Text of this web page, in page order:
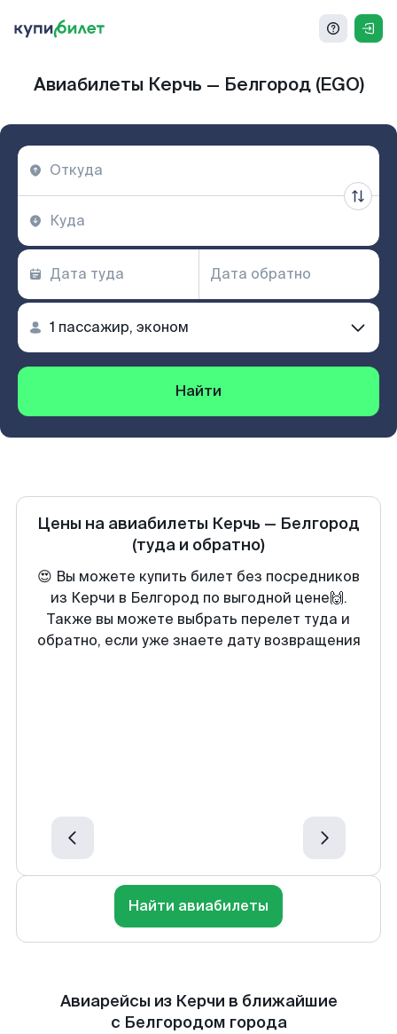
Авиабилеты Керчь — Белгород (EGO)
Найти
Цены на авиабилеты Керчь — Белгород
(туда и обратно)
😍 Вы можете купить билет без посредников
из Керчи в Белгород по выгодной цене🙌.
Также вы можете выбрать перелет туда и
обратно, если уже знаете дату возвращения
Найти авиабилеты
Авиарейсы из Керчи в ближайшие
с Белгородом города